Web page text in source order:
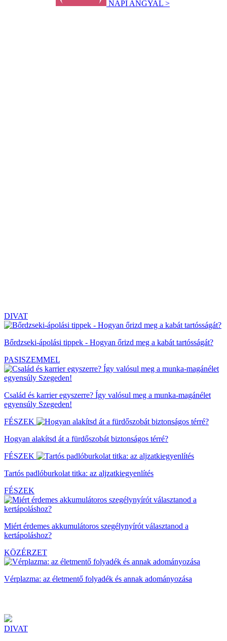
NAPI ANGYAL >
DIVAT
Bőrdzseki-ápolási tippek - Hogyan őrizd meg a kabát tartósságát?
PASISZEMMEL
Család és karrier egyszerre? Így valósul meg a munka-magánélet
egyensúly Szegeden!
FÉSZEK
Hogyan alakítsd át a fürdőszobát biztonságos térré?
FÉSZEK
Tartós padlóburkolat titka: az aljzatkiegyenlítés
FÉSZEK
Miért érdemes akkumulátoros szegélynyírót választanod a
kertápoláshoz?
KÖZÉRZET
Vérplazma: az életmentő folyadék és annak adományozása
DIVAT